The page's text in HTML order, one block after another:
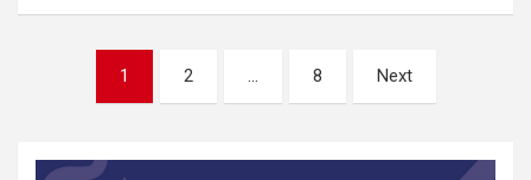
pagination
1 2 … 8 Next